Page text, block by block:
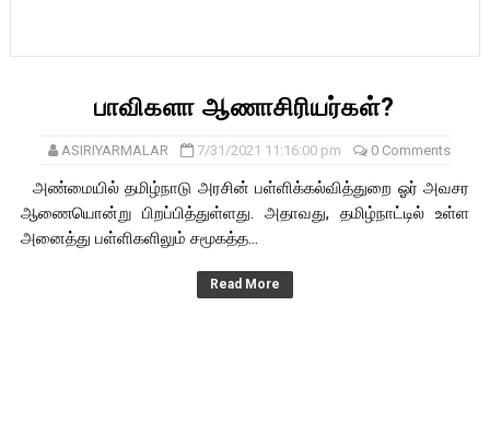
பாவிகளா ஆணாசிரியர்கள்?
ASIRIYARMALAR 7/31/2021 11:16:00 pm 0 Comments
அண்மையில் தமிழ்நாடு அரசின் பள்ளிக்கல்வித்துறை ஓர் அவசர
ஆணையொன்று பிறப்பித்துள்ளது. அதாவது, தமிழ்நாட்டில் உள்ள
அனைத்து பள்ளிகளிலும் சமூகத்த...
Read More